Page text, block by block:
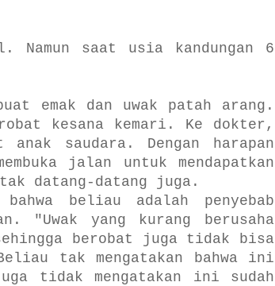
saat usia kandungan 6
emak dan uwak patah arang.
kesana kemari. Ke dokter,
saudara. Dengan harapan
jalan untuk mendapatkan
tak datang-datang juga.
beliau adalah penyebab
"Uwak yang kurang berusaha
berobat juga tidak bisa
tak mengatakan bahwa ini
tidak mengatakan ini sudah